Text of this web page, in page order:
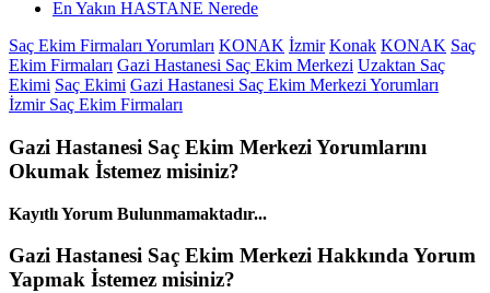
En Yakın HASTANE Nerede
Saç Ekim Firmaları Yorumları KONAK İzmir Konak KONAK Saç
Ekim Firmaları Gazi Hastanesi Saç Ekim Merkezi Uzaktan Saç
Ekimi Saç Ekimi Gazi Hastanesi Saç Ekim Merkezi Yorumları
İzmir Saç Ekim Firmaları
Gazi Hastanesi Saç Ekim Merkezi Yorumlarını
Okumak İstemez misiniz?
Kayıtlı Yorum Bulunmamaktadır...
Gazi Hastanesi Saç Ekim Merkezi HakkındaYorum
Yapmak İstemez misiniz?